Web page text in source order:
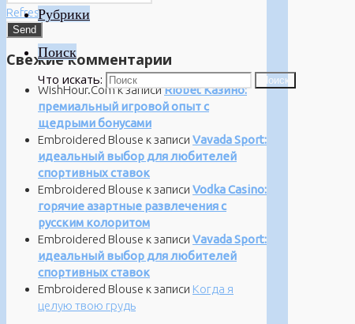
Рубрики
Поиск
Что искать: Поиск
Refresh
Свежие комментарии
WishHour.Comк записиRiobet Казино:
премиальный игровой опыт с
щедрыми бонусами
Embroidered Blouse к записи Vavada Sport:
идеальный выбор для любителей
спортивных ставок
Embroidered Blouse к записи Vodka Casino:
горячие азартные развлечения с
русским колоритом
Embroidered Blouse к записи Vavada Sport:
идеальный выбор для любителей
спортивных ставок
Embroidered Blouse к записи Когда я
целую твою грудь